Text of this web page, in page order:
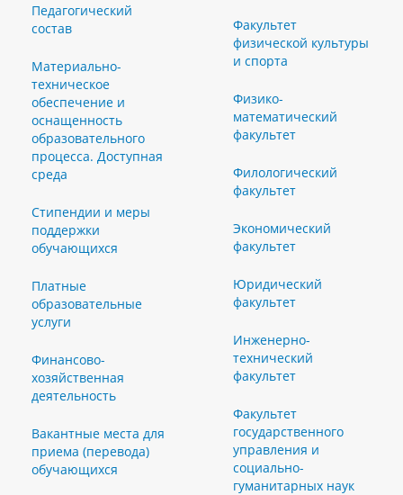
Педагогический
состав
Материально-
техническое
обеспечение и
оснащенность
образовательного
процесса. Доступная
среда
Стипендии и меры
поддержки
обучающихся
Платные
образовательные
услуги
Финансово-
хозяйственная
деятельность
Вакантные места для
приема (перевода)
обучающихся
Факультет
физической культуры
и спорта
Физико-
математический
факультет
Филологический
факультет
Экономический
факультет
Юридический
факультет
Инженерно-
технический
факультет
Факультет
государственного
управления и
социально-
гуманитарных наук